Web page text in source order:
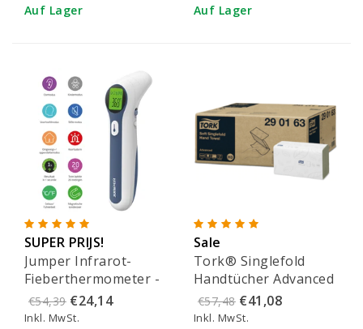
Auf Lager Auf Lager
SUPER PRIJS!
Jumper Infrarot-
Fieberthermometer -
JPD-FR300
€54,39 €24,14
Inkl. MwSt.
Sale
Tork® Singlefold
Handtücher Advanced
Weiß - 290163
€57,48 €41,08
Inkl. MwSt.